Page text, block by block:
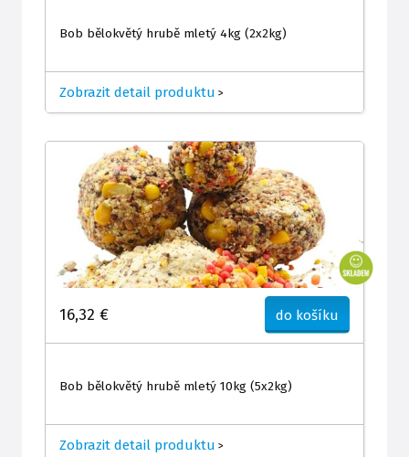
Bob bělokvětý hrubě mletý 4kg (2x2kg)
Zobrazit detail produktu >
16,32 € do košíku
Bob bělokvětý hrubě mletý 10kg (5x2kg)
Zobrazit detail produktu >